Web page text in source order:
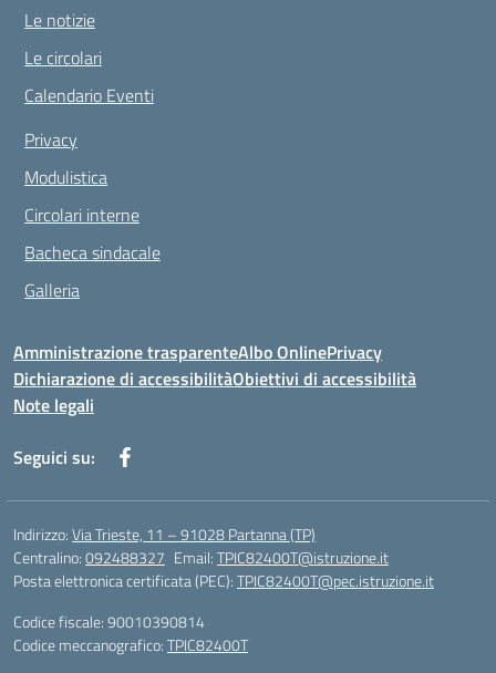
Le notizie
Le circolari
Calendario Eventi
Privacy
Modulistica
Circolari interne
Bacheca sindacale
Galleria
Amministrazione trasparenteAlbo OnlinePrivacy
Dichiarazione di accessibilitàObiettivi di accessibilità
Note legali
Seguici su:
Indirizzo:Via Trieste, 11 – 91028 Partanna (TP)
Centralino:092488327 Email:TPIC82400T@istruzione.it
Posta elettronica certificata (PEC):TPIC82400T@pec.istruzione.it
Codice fiscale: 90010390814
Codice meccanografico:TPIC82400T